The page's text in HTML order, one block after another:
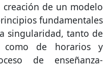
creación de un modelo
fundamentales
singularidad, tanto de
como de horarios y
de enseñanza-